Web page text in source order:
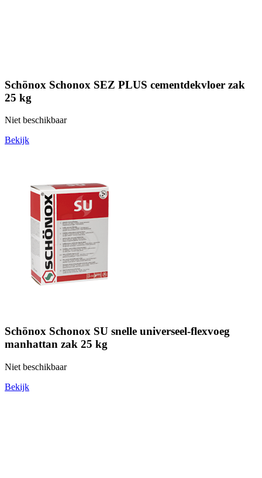
Schönox Schonox SEZ PLUS cementdekvloer zak
25 kg
Niet beschikbaar
Bekijk
Schönox Schonox SU snelle universeel-flexvoeg
manhattan zak 25 kg
Niet beschikbaar
Bekijk